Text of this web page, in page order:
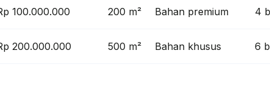
100.000.000 200 m² Bahan premium 4
200.000.000 500 m² Bahan khusus 6